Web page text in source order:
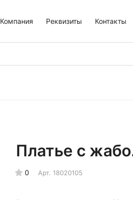
Компания Реквизиты Контакты
Платье с
0 Арт. 18020105